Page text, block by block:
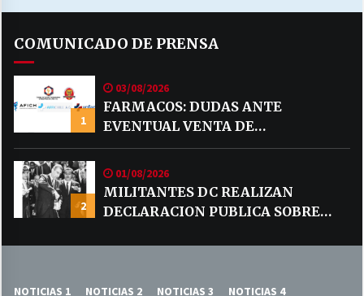
COMUNICADO DE PRENSA
1
03/08/2026
FARMACOS: DUDAS ANTE
EVENTUAL VENTA DE
MEDICAMENTOS POR MERCADO
LIBRE
2
01/08/2026
MILITANTES DC REALIZAN
DECLARACION PUBLICA SOBRE
NOTICIAS 1 NOTICIAS 2 NOTICIAS 3 NOTICIAS 4